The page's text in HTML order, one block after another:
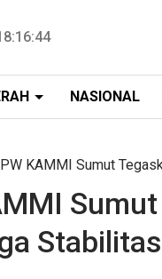
NASIONAL
KAMMI Sumut